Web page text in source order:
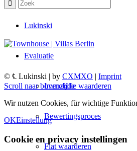
Lukinski
Evaluatie
Immobilie waarderen
Bewertingsproces
Flat waarderen
© ℄ Lukinski | by CXMXO | Imprint
Scroll naar bovenzijde
Wir nutzen Cookies, für wichtige
OKEinstellung
Cookie en privacy instellingen